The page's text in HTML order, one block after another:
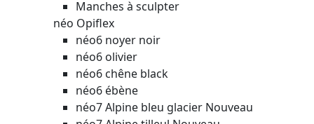
Manches à sculpter
néo Opiflex
néo6 noyer noir
néo6 olivier
néo6 chêne black
néo6 ébène
néo7 Alpine bleu glacier Nouveau